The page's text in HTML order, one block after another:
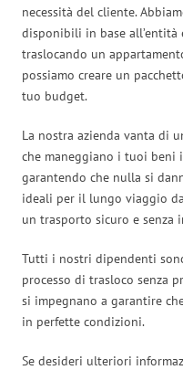
necessità del cliente.
disponibili in base all’entità
traslocando un
possiamo creare un
tuo budget.
La nostra azienda vanta di
che maneggiano i tuoi beni
garantendo che nulla si
ideali per il lungo viaggio
un trasporto sicuro e
Tutti i nostri dipendenti
processo di trasloco senza
si impegnano a garantire
in perfette condizioni.
Se desideri ulteriori